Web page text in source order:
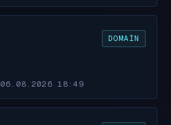
DOMAIN
06.08.2026 18:49